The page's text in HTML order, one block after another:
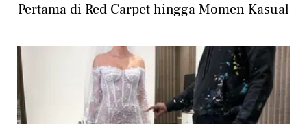
Pertama di Red Carpet hingga Momen Kasual